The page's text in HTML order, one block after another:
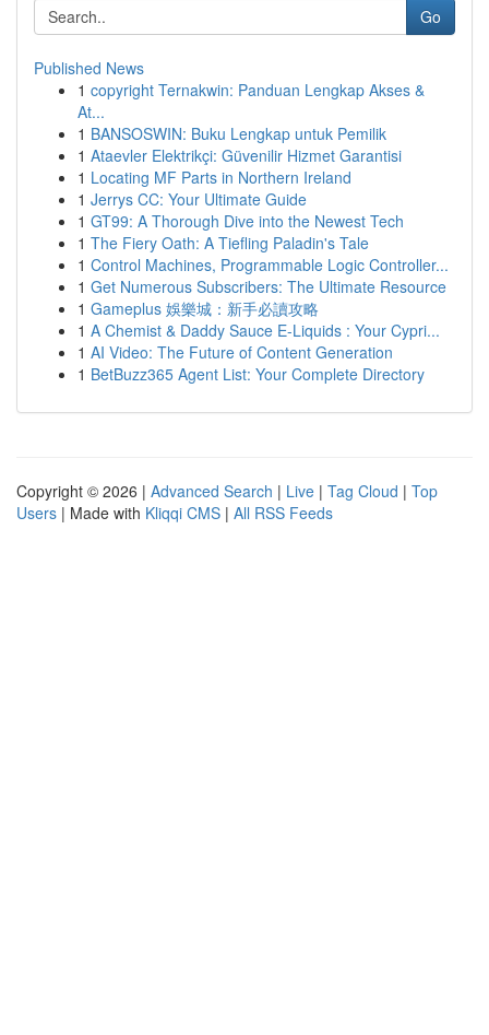
Go
Published News
1 copyright Ternakwin: Panduan Lengkap Akses &
At...
1 BANSOSWIN: Buku Lengkap untuk Pemilik
1 Ataevler Elektrikçi: Güvenilir Hizmet Garantisi
1 Locating MF Parts in Northern Ireland
1 Jerrys CC: Your Ultimate Guide
1 GT99: A Thorough Dive into the Newest Tech
1 The Fiery Oath: A Tiefling Paladin's Tale
1 Control Machines, Programmable Logic Controller...
1 Get Numerous Subscribers: The Ultimate Resource
1 Gameplus 娛樂城：新手必讀攻略
1 A Chemist & Daddy Sauce E-Liquids : Your Cypri...
1 AI Video: The Future of Content Generation
1 BetBuzz365 Agent List: Your Complete Directory
Copyright © 2026 | Advanced Search | Live | Tag Cloud | Top
Users | Made with Kliqqi CMS | All RSS Feeds